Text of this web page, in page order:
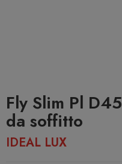
Fly Slim Pl
da soffitto
IDEAL LUX